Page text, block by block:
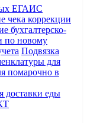
ЕГАИС
чека коррекции
бухгалтерско-
по новому
Подвязка
для
помарочно в
доставки еды